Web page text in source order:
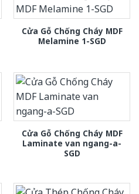
Cửa Gỗ Chống Cháy MDF
Melamine 1-SGD
Cửa Gỗ Chống Cháy MDF
Laminate van ngang-a-
SGD